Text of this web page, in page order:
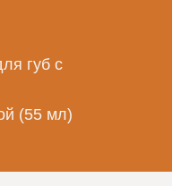
губ с
(55 мл)